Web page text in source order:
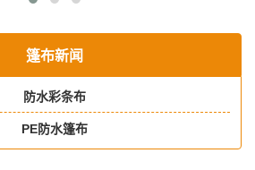
篷布新闻
防水彩条布
PE防水篷布